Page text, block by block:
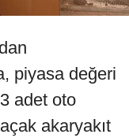
piyasa değeri
adet oto
akaryakıt